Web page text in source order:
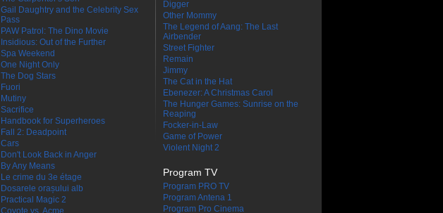
Gail Daughtry and the Celebrity Sex
Pass
PAW Patrol: The Dino Movie
Insidious: Out of the Further
Spa Weekend
One Night Only
The Dog Stars
Fuori
Mutiny
Sacrifice
Handbook for Superheroes
Fall 2: Deadpoint
Cars
Don't Look Back in Anger
By Any Means
Le crime du 3e étage
Dosarele orașului alb
Practical Magic 2
Coyote vs. Acme
Digger
Other Mommy
The Legend of Aang: The Last
Airbender
Street Fighter
Remain
Jimmy
The Cat in the Hat
Ebenezer: A Christmas Carol
The Hunger Games: Sunrise on the
Reaping
Focker-in-Law
Game of Power
Violent Night 2
Program TV
Program PRO TV
Program Antena 1
Program Pro Cinema